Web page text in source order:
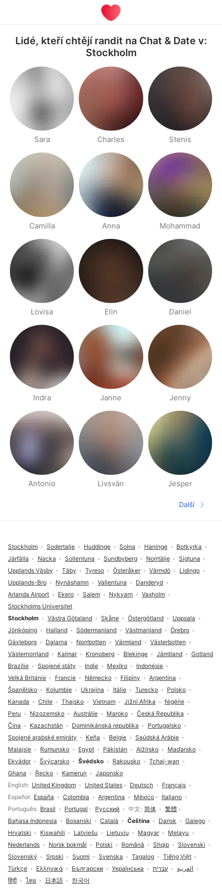
Lidé, kteří chtějí randit na Chat & Date v:
Stockholm
Sara Charles Stenis
Camilla Anna Mohammad
Lovisa Elin Daniel
Indra Janne Jenny
Antonio Livsvän Jesper
Další
Další
Volba jazyka
English United Kingdom United States Deutsch
Français
Español
España Colombia Argentina México
Italiano
Português Brasil Portugal Русский 中文 简体
繁體
Bahasa Indonesia
Bosanski Català Čeština Dansk
Galego
Hrvatski
Kiswahili Latviešu Lietuvių Magyar
Melayu
Nederlands
Norsk bokmål Polski Română Shqip
Slovenski
Slovenský
Srpski Suomi Svenska Tagalog
Tiếng Việt
Türkçe
Ελληνικά Български Українська עברית
العربية
हिंदी
ไทย 日本語 한국어
Brazílie Spojené státy Indie Mexiko
Indonésie
Velká Británie
Francie Německo Filipíny
Argentina
Španělsko
Kolumbie Ukrajina Itálie Turecko
Polsko
Kanada
Chile Thajsko Vietnam Jižní Afrika
Nigérie
Peru
Nizozemsko Austrálie Maroko
Česká Republika
Čína
Kazachstán Dominikánská republika
Portugalsko
Spojené arabské emiráty
Keňa Belgie
Saúdská Arábie
Malajsie
Rumunsko Egypt Pákistán Alžírsko
Maďarsko
Ekvádor
Švýcarsko Švédsko Rakousko
Tchaj-wan
Ghana
Řecko Kamerun Japonsko
Stockholm Västra Götaland Skåne Östergötland
Uppsala
Jönköping
Halland Södermanland Västmanland
Örebro
Gävleborg
Dalarna Norrbotten Värmland
Västerbotten
Västernorrland
Kalmar Kronoberg Blekinge Jämtland Gotland
Stockholm Sodertalje Huddinge Solna Haninge
Botkyrka
Järfälla
Nacka Sollentuna Sundbyberg Norrtälje
Sigtuna
Upplands Väsby
Täby Tyreso Österåker Värmdö
Lidingo
Upplands-Bro
Nynäshamn Vallentuna
Danderyd
Arlanda Airport
Ekero Salem Nykvarn
Vaxholm
Stockholms Universitet